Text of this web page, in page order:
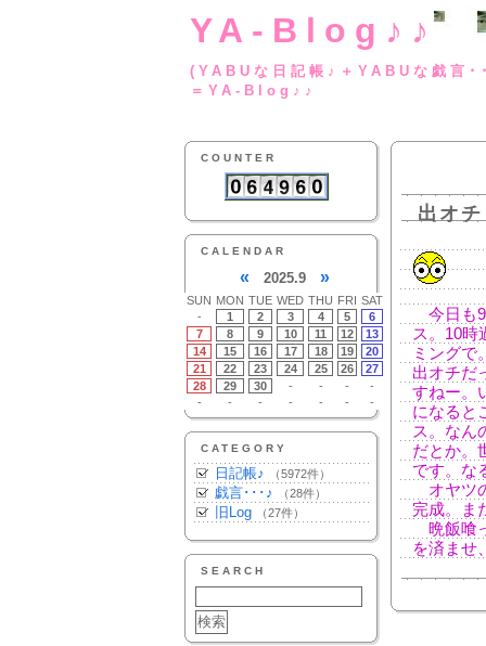
YA-Blog♪♪
(YABUな日記帳♪
＝YA-Blog♪♪
COUNTER
CALENDAR
« 2025.9 »
SUN MON TUE WED THU FRI SAT
-
1 2 3 4 5
6
7
8 9 10 11 12
13
14
15 16 17 18 19
20
21
22 23 24 25 26
27
28
29 30 - - -
-
-
- - - - - -
CATEGORY
日記帳♪ （5972件）
戯言･･･♪ （28件）
旧Log （27件）
SEARCH
出オチ
今日も9
ス。10時
ミングで
出オチだ
すねー。
になると
ス。なん
だとか。
です。な
オヤツ
完成。ま
晩飯喰
を済ませ